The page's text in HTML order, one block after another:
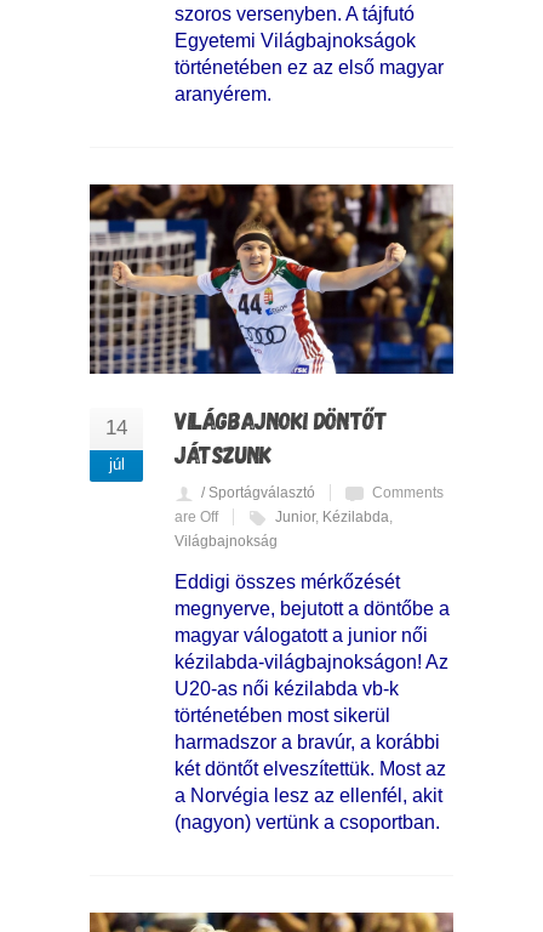
szoros versenyben. A tájfutó
Egyetemi Világbajnokságok
történetében ez az első magyar
aranyérem.
14
júl
VILÁGBAJNOKI DÖNTŐT
JÁTSZUNK
/ Sportágválasztó
Comments
are Off
Junior, Kézilabda,
Világbajnokság
Eddigi összes mérkőzését
megnyerve, bejutott a döntőbe a
magyar válogatott a junior női
kézilabda-világbajnokságon! Az
U20-as női kézilabda vb-k
történetében most sikerül
harmadszor a bravúr, a korábbi
két döntőt elveszítettük. Most az
a Norvégia lesz az ellenfél, akit
(nagyon) vertünk a csoportban.